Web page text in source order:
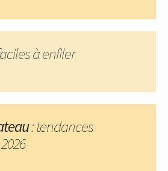
à enfiler
: tendances